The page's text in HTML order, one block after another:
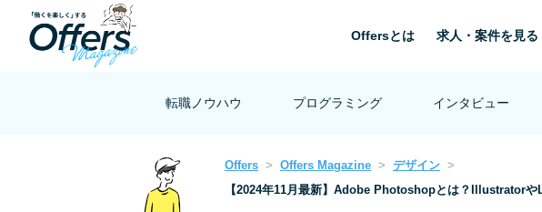
Offersとは 求人・案件を見る
転職ノウハウ プログラミング インタビュー
Offers Offers Magazine
デザイン
【2024年11月最新】Adobe Photoshopとは？Illustrator